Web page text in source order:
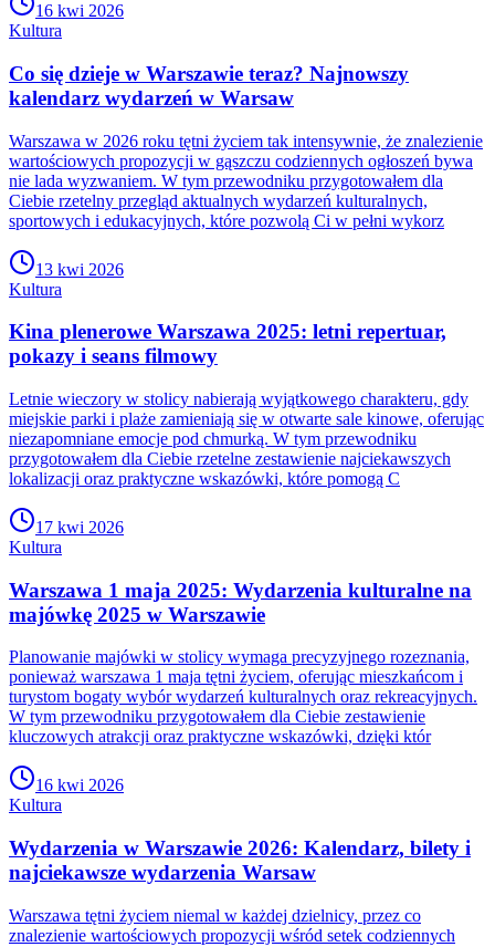
16 kwi 2026
Kultura
Co się dzieje w Warszawie teraz? Najnowszy
kalendarz wydarzeń w Warsaw
Warszawa w 2026 roku tętni życiem tak intensywnie, że znalezienie
wartościowych propozycji w gąszczu codziennych ogłoszeń bywa
nie lada wyzwaniem. W tym przewodniku przygotowałem dla
Ciebie rzetelny przegląd aktualnych wydarzeń kulturalnych,
sportowych i edukacyjnych, które pozwolą Ci w pełni wykorz
13 kwi 2026
Kultura
Kina plenerowe Warszawa 2025: letni repertuar,
pokazy i seans filmowy
Letnie wieczory w stolicy nabierają wyjątkowego charakteru, gdy
miejskie parki i plaże zamieniają się w otwarte sale kinowe, oferując
niezapomniane emocje pod chmurką. W tym przewodniku
przygotowałem dla Ciebie rzetelne zestawienie najciekawszych
lokalizacji oraz praktyczne wskazówki, które pomogą C
17 kwi 2026
Kultura
Warszawa 1 maja 2025: Wydarzenia kulturalne na
majówkę 2025 w Warszawie
Planowanie majówki w stolicy wymaga precyzyjnego rozeznania,
ponieważ warszawa 1 maja tętni życiem, oferując mieszkańcom i
turystom bogaty wybór wydarzeń kulturalnych oraz rekreacyjnych.
W tym przewodniku przygotowałem dla Ciebie zestawienie
kluczowych atrakcji oraz praktyczne wskazówki, dzięki któr
16 kwi 2026
Kultura
Wydarzenia w Warszawie 2026: Kalendarz, bilety i
najciekawsze wydarzenia Warsaw
Warszawa tętni życiem niemal w każdej dzielnicy, przez co
znalezienie wartościowych propozycji wśród setek codziennych